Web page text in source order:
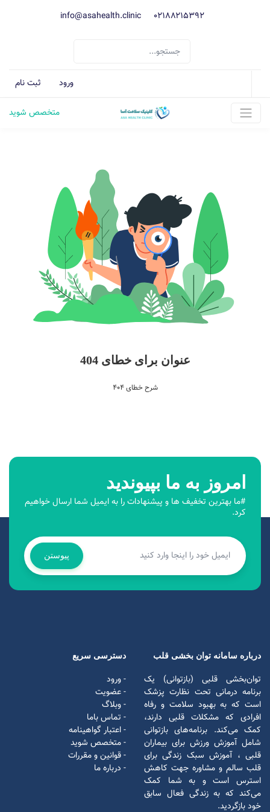
021۸۸۲۱۵۳۹۲ info@asahealth.clinic
ورود ثبت نام
متخصص شوید
عنوان برای خطای 404
شرح خطای 404
امروز به ما بپیوندید
#ما بهترین تخفیف ها و پیشنهادات را به ایمیل شما ارسال خواهیم
کرد.
پیوستن
درباره سامانه توان بخشی قلب
توان‌بخشی قلبی (بازتوانی) یک
برنامه درمانی تحت نظارت پزشک
است که به بهبود سلامت و رفاه
افرادی که مشکلات قلبی دارند،
کمک می‌کند. برنامه‌های بازتوانی
شامل آموزش ورزش برای بیماران
قلبی ، آموزش سبک زندگی برای
قلب سالم و مشاوره جهت کاهش
استرس است و به شما کمک
می‌کند که به زندگی فعال سابق
خود بازگردید.
دسترسی سریع
- ورود
- عضویت
- وبلاگ
- تماس باما
- اعتبار گواهینامه
- متخصص شوید
- قوانین و مقررات
- درباره ما